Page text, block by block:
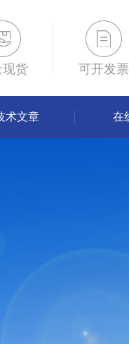
现货 可开发票
术文章 在